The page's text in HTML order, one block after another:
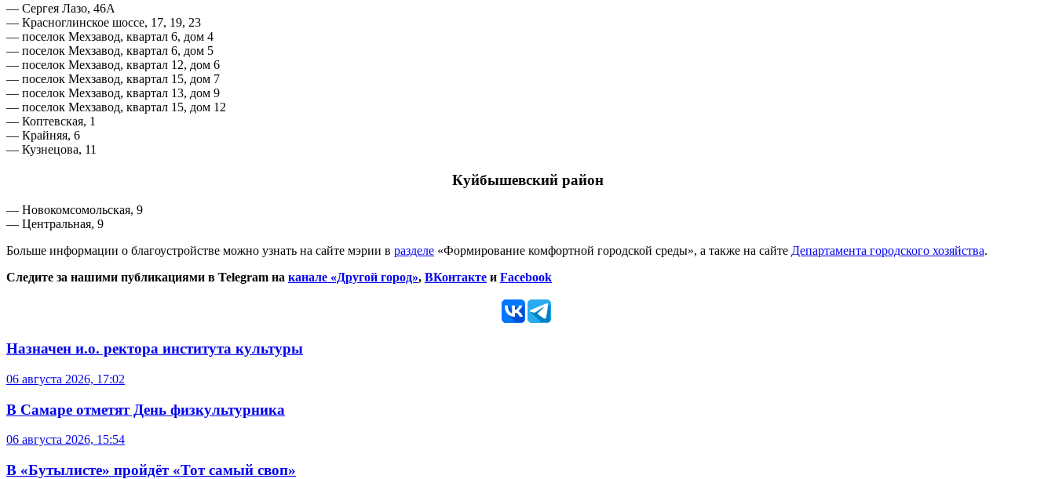
— Сергея Лазо, 46А
— Красноглинское шоссе, 17, 19, 23
— поселок Мехзавод, квартал 6, дом 4
— поселок Мехзавод, квартал 6, дом 5
— поселок Мехзавод, квартал 12, дом 6
— поселок Мехзавод, квартал 15, дом 7
— поселок Мехзавод, квартал 13, дом 9
— поселок Мехзавод, квартал 15, дом 12
— Коптевская, 1
— Крайняя, 6
— Кузнецова, 11
Куйбышевский район
— Новокомсомольская, 9
— Центральная, 9
Больше информации о благоустройстве можно узнать на сайте мэрии в разделе «Формирование комфортной городской среды», а также на сайте Департамента городского хозяйства.
Следите за нашими публикациями в Telegram на канале «Другой город», ВКонтакте и Facebook
Назначен и.о. ректора института культуры
06 августа 2026, 17:02
В Самаре отметят День физкультурника
06 августа 2026, 15:54
В «Бутылисте» пройдёт «Тот самый своп»